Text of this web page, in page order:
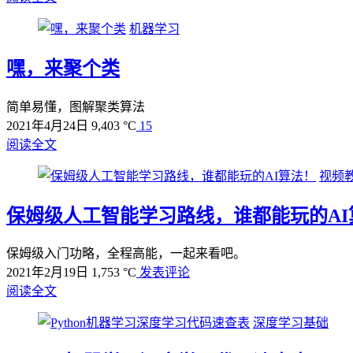
机器学习
嘿，来聚个类
简单易懂，图解聚类算法
2021年4月24日 9,403 °C 15
阅读全文
视频
保姆级人工智能学习路线，谁都能玩的AI
保姆级入门功略，全程高能，一起来看吧。
2021年2月19日 1,753 °C 发表评论
阅读全文
深度学习基础